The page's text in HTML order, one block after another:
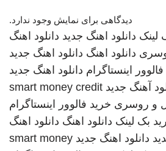
دیدگاهی برای نمایش وجود ندارد.
لینک دانلود اهنگ جدید دانلود اهنگ
دانلود اهنگ دانلود اهنگ جدید
اینستاگرام دانلود اهنگ جدید
آهنگ جدید smart money credit
و روسری خرید فالوور اینستاگرام
بک لینک دانلود اهنگ دانلود اهنگ
دانلود اهنگ جدید smart money